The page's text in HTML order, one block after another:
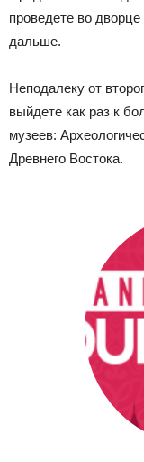
проведете во
дальше.
Неподалеку от
выйдете как раз к
музеев:
Древнего Востока.